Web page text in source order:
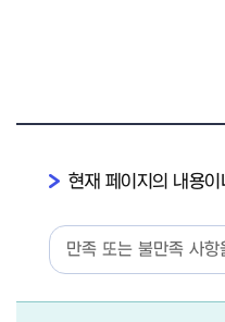
현재 페이지의 내용